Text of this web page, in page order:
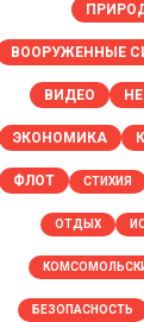
ВООРУЖЕННЫЕ
ВИДЕО
ЭКОНОМИКА
ФЛОТ СТИХИЯ
ОТДЫХ
БЕЗОПАСНОСТЬ